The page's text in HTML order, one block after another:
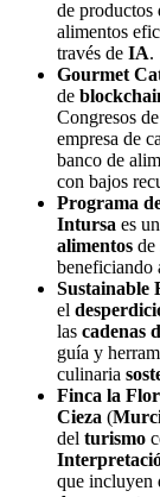
de productos
alimentos
través de IA.
Gourmet
de
Congresos de
empresa de
banco de
con bajos
Programa
Intursa es
alimentos de
beneficiando
Sustainable
el
las cadenas
guía y
culinaria
Finca la
Cieza (
del turismo
que incluyen